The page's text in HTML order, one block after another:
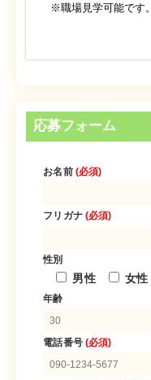
※職場見学可能です。
応募フォーム
お名前 (必須)
フリガナ (必須)
性別
男性 女性
年齢
電話番号 (必須)